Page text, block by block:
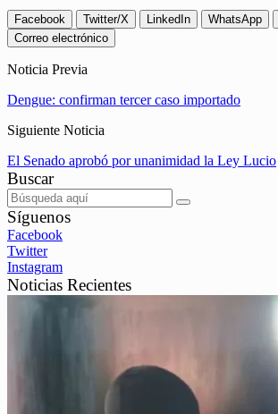
Facebook Twitter/X LinkedIn WhatsApp
Correo electrónico
Noticia Previa
Dengue: confirman tercer caso importado
Siguiente Noticia
El Senado aprobó por unanimidad la Ley Lucio
Buscar
Síguenos
Facebook
Twitter
Instagram
Noticias Recientes